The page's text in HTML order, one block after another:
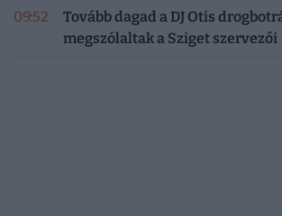
09:52
Tovább dagad a DJ Otis
megszólaltak a Sziget szervezői